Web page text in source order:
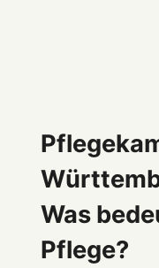
Was
Pflege?